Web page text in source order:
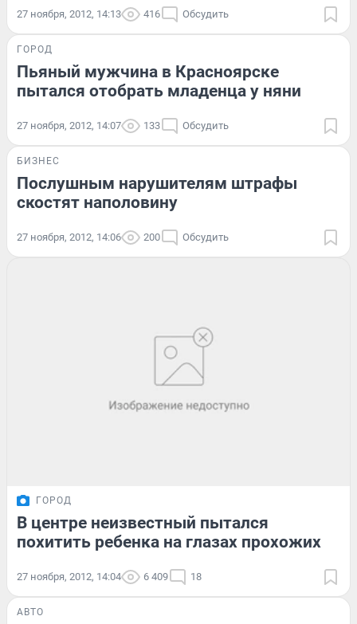
27 ноября, 2012, 14:13 416 Обсудить
ГОРОД
Пьяный мужчина в Красноярске
пытался отобрать младенца у няни
27 ноября, 2012, 14:07 133 Обсудить
БИЗНЕС
Послушным нарушителям штрафы
скостят наполовину
27 ноября, 2012, 14:06 200 Обсудить
ГОРОД
В центре неизвестный пытался
похитить ребенка на глазах прохожих
27 ноября, 2012, 14:04 6 409 18
АВТО